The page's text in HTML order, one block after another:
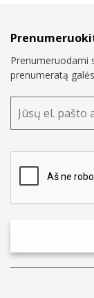
Prenumeruodami
prenumeratą